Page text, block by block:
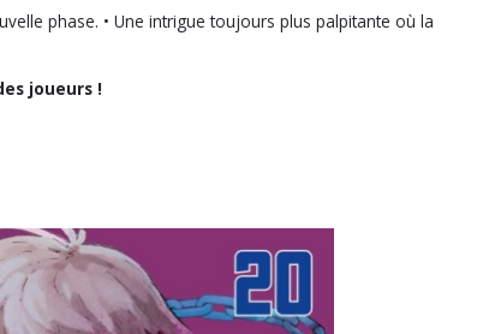
phase. • Une intrigue toujours plus palpitante où la
joueurs !